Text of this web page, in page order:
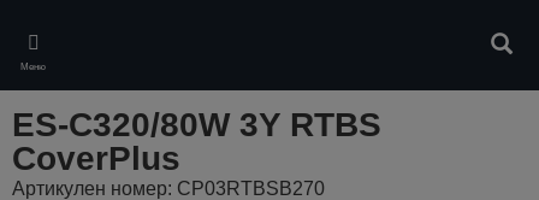
main
content
Меню
ES-C320/80W 3Y RTBS
CoverPlus
Артикулен номер: CP03RTBSB270